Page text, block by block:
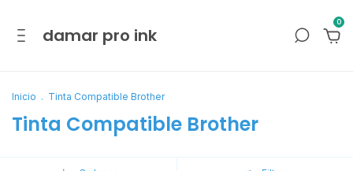
damar pro ink
0
Inicio . Tinta Compatible Brother
Tinta Compatible Brother